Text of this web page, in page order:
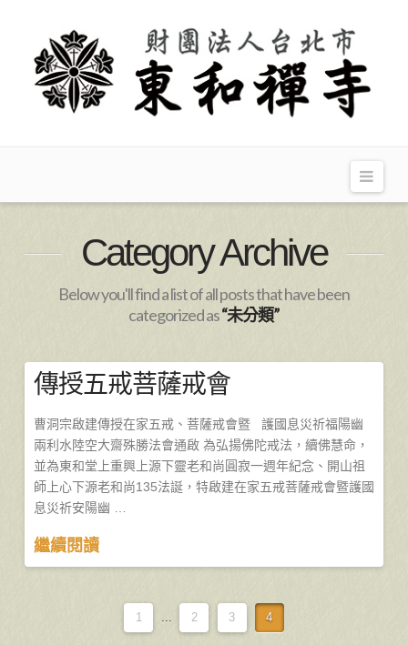
Category Archive
Below you'll find a list of all posts that have been
categorized as“未分類”
傳授五戒菩薩戒會
曹洞宗啟建傳授在家五戒、菩薩戒會暨 護國息災祈福陽幽
兩利水陸空大齋殊勝法會通啟 為弘揚佛陀戒法，續佛慧命，
並為東和堂上重興上源下靈老和尚圓寂一週年紀念、開山祖
師上心下源老和尚135法誕，特啟建在家五戒菩薩戒會暨護國
息災祈安陽幽 …
繼續閱讀
1 2 3 4